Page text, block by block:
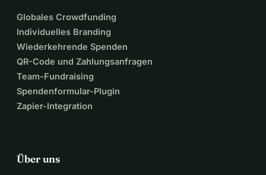
Globales Crowdfunding
Individuelles Branding
Wiederkehrende Spenden
QR-Code und Zahlungsanfragen
Team-Fundraising
Spendenformular-Plugin
Zapier-Integration
Über uns